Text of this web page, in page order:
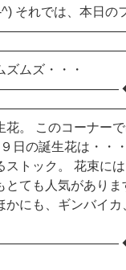
それでは、本日の
ムズ・・・
◆今
。 このコーナー
９日の誕生花は
トック。 花束には
ても人気がありま
にも、ギンバイカ
◆そ